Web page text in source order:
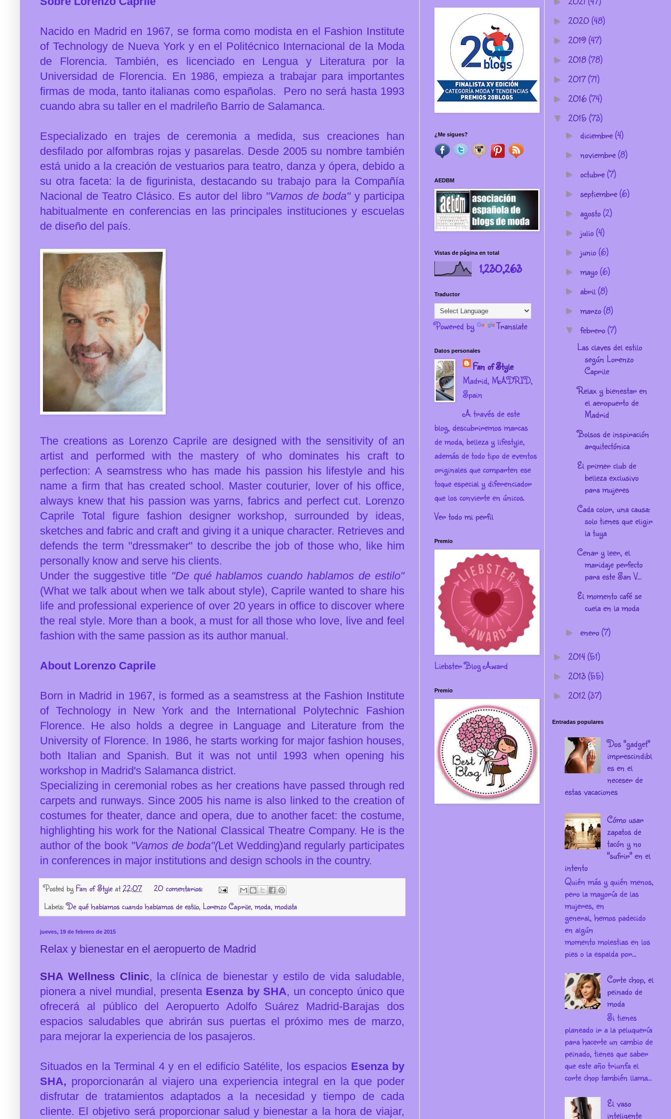
Nacido en Madrid en 1967, se forma como modista en el Fashion Institute
of Technology de Nueva York y en el Politécnico Internacional de la Moda
de Florencia. También, es licenciado en Lengua y Literatura por la
Universidad de Florencia. En 1986, empieza a trabajar para importantes
firmas de moda, tanto italianas como españolas. Pero no será hasta 1993
cuando abra su taller en el madrileño Barrio de Salamanca.
Especializado en trajes de ceremonia a medida, sus creaciones han
desfilado por alfombras rojas y pasarelas. Desde 2005 su nombre también
está unido a la creación de vestuarios para teatro, danza y ópera, debido a
su otra faceta: la de figurinista, destacando su trabajo para la Compañía
Nacional de Teatro Clásico. Es autor del libro "Vamos de boda"y participa
habitualmente en conferencias en las principales instituciones y escuelas
de diseño del país.
The creations as Lorenzo Caprile are designed with the sensitivity of an
artist and performed with the mastery of who dominates his craft to
perfection: A seamstress who has made his passion his lifestyle and his
name a firm that has created school. Master couturier, lover of his office,
always knew that his passion was yarns, fabrics and perfect cut. Lorenzo
Caprile Total figure fashion designer workshop, surrounded by ideas,
sketches and fabric and craft and giving it a unique character. Retrieves and
defends the term "dressmaker" to describe the job of those who, like him
personally know and serve his clients.
Under the suggestive title "De qué hablamos cuando hablamos de estilo"
(What we talk about when we talk about style), Caprile wanted to share his
life and professional experience of over 20 years in office to discover where
the real style. More than a book, a must for all those who love, live and feel
fashion with the same passion as its author manual.
About Lorenzo Caprile
Born in Madrid in 1967, is formed as a seamstress at the Fashion Institute
of Technology in New York and the International Polytechnic Fashion
Florence. He also holds a degree in Language and Literature from the
University of Florence. In 1986, he starts working for major fashion houses,
both Italian and Spanish. But it was not until 1993 when opening his
workshop in Madrid's Salamanca district.
Specializing in ceremonial robes as her creations have passed through red
carpets and runways. Since 2005 his name is also linked to the creation of
costumes for theater, dance and opera, due to another facet: the costume,
highlighting his work for the National Classical Theatre Company. He is the
author of the book "Vamos de boda"(Let Wedding)and regularly participates
in conferences in major institutions and design schools in the country.
Posted by Fan of Style at22:07
20 comentarios:
Labels:De qué hablamos cuando hablamos de estilo, Lorenzo Caprile, moda, modista
jueves, 19 de febrero de 2015
Relax y bienestar en el aeropuerto de Madrid
SHA Wellness Clinic, la clínica de bienestar y estilo de vida saludable,
pionera a nivel mundial, presenta Esenza by SHA, un concepto único que
ofrecerá al público del Aeropuerto Adolfo Suárez Madrid-Barajas dos
espacios saludables que abrirán sus puertas el próximo mes de marzo,
para mejorar la experiencia de los pasajeros.
Situados en la Terminal 4 y en el edificio Satélite, los espacios Esenza by
SHA, proporcionarán al viajero una experiencia integral en la que poder
disfrutar de tratamientos adaptados a la necesidad y tiempo de cada
cliente. El objetivo será proporcionar salud y bienestar a la hora de viajar,
¿Me sigues?
AEDBM
Vistas de página en total
1,230,263
Traductor
Powered by Translate
Datos personales
Fan of Style
Madrid, MADRID,
Spain
A través de este
blog, descubriremos marcas
de moda, belleza y lifestyle,
además de todo tipo de eventos
originales que comparten ese
toque especial y diferenciador
que los convierte en únicos.
Ver todo mi perfil
Premio
Liebster Blog Award
Premio
► 2020(48)
► 2019(47)
► 2018(78)
► 2017(71)
► 2016(74)
▼ 2015(73)
► diciembre(4)
► noviembre(8)
► octubre(7)
► septiembre(6)
► agosto(2)
► julio(4)
► junio(6)
► mayo(6)
► abril(8)
► marzo(8)
▼ febrero(7)
Las claves del estilo
según Lorenzo
Caprile
Relax y bienestar en
el aeropuerto de
Madrid
Bolsos de inspiración
arquitectónica
El primer club de
belleza exclusivo
para mujeres
Cada color, una causa:
solo tienes que eligir
la tuya
Cenar y leer, el
maridaje perfecto
para este San V...
El momento café se
cuela en la moda
► enero(7)
► 2014(51)
► 2013(55)
► 2012(37)
Entradas populares
Dos "gadget"
imprescindibl
es en el
neceser de
estas vacaciones
Cómo usar
zapatos de
tacón y no
"sufrir" en el
intento
Quién más y quién menos,
pero la mayoría de las
mujeres, en
general, hemos padecido
en algún
momento molestias en los
pies o la espalda por...
Corte chop, el
peinado de
moda
Si tienes
planeado ir a la peluquería
para hacerte un cambio de
peinado, tienes que saber
que este año triunfa el
corte chop también llama...
El vaso
inteligente